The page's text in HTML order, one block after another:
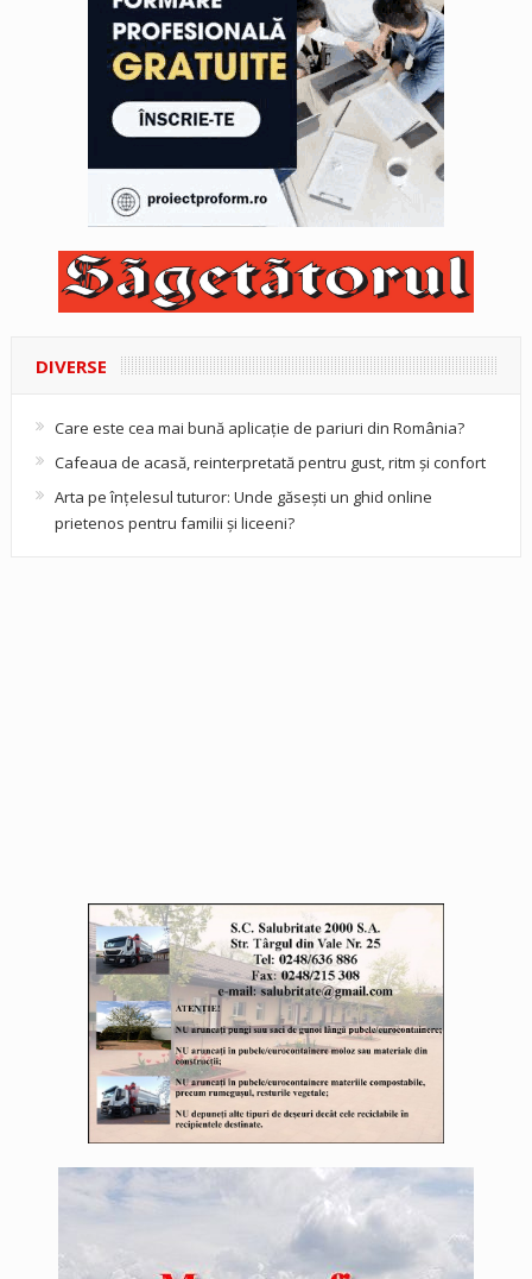
DIVERSE
Care este cea mai bună aplicație de pariuri din România?
Cafeaua de acasă, reinterpretată pentru gust, ritm și confort
Arta pe înțelesul tuturor: Unde găsești un ghid online
prietenos pentru familii și liceeni?